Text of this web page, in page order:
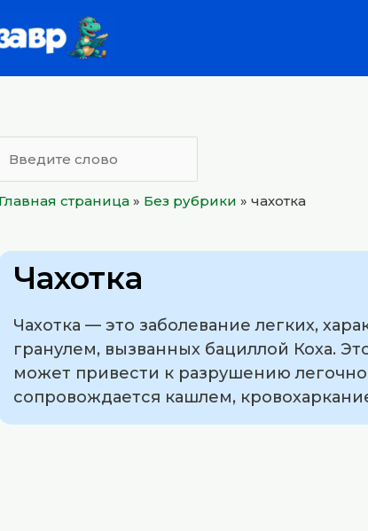
Главная страница » Без рубрики » чахотка
Чахотка
Чахотка — это заболевание легких,
гранулем, вызванных бациллой Коха.
может привести к разрушению
сопровождается кашлем,